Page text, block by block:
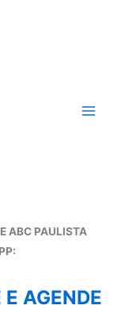
ABC PAULISTA
AGENDE